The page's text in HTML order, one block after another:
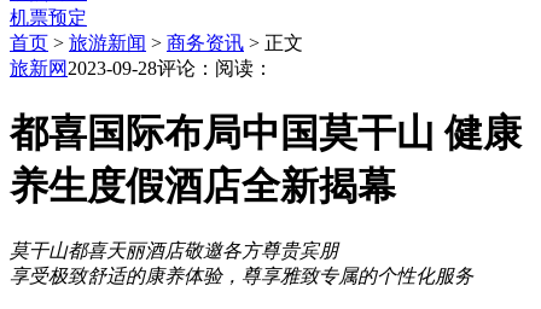
机票预定
首页 > 旅游新闻 > 商务资讯 > 正文
旅新网 2023-09-28评论： 阅读：
都喜国际布局中国莫干山 健康
养生度假酒店全新揭幕
莫干山都喜天丽酒店敬邀各方尊贵宾朋
享受极致舒适的康养体验， 尊享雅致专属的个性化服务